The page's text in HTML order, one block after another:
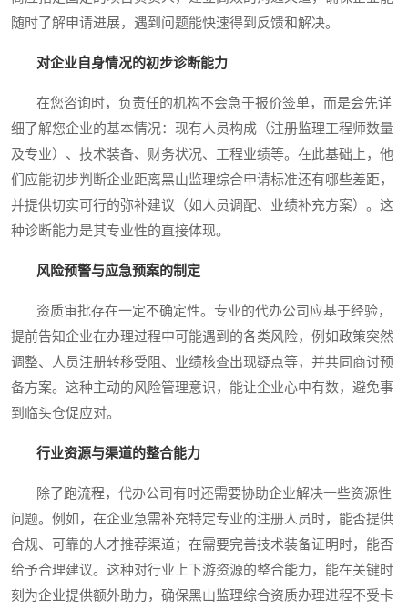
随时了解申请进展，遇到问题能快速得到反馈和解决。
对企业自身情况的初步诊断能力
在您咨询时，负责任的机构不会急于报价签单，而是会先详
细了解您企业的基本情况：现有人员构成（注册监理工程师数量
及专业）、技术装备、财务状况、工程业绩等。在此基础上，他
们应能初步判断企业距离黑山监理综合申请标准还有哪些差距，
并提供切实可行的弥补建议（如人员调配、业绩补充方案）。这
种诊断能力是其专业性的直接体现。
风险预警与应急预案的制定
资质审批存在一定不确定性。专业的代办公司应基于经验，
提前告知企业在办理过程中可能遇到的各类风险，例如政策突然
调整、人员注册转移受阻、业绩核查出现疑点等，并共同商讨预
备方案。这种主动的风险管理意识，能让企业心中有数，避免事
到临头仓促应对。
行业资源与渠道的整合能力
除了跑流程，代办公司有时还需要协助企业解决一些资源性
问题。例如，在企业急需补充特定专业的注册人员时，能否提供
合规、可靠的人才推荐渠道；在需要完善技术装备证明时，能否
给予合理建议。这种对行业上下游资源的整合能力，能在关键时
刻为企业提供额外助力，确保黑山监理综合资质办理进程不受卡